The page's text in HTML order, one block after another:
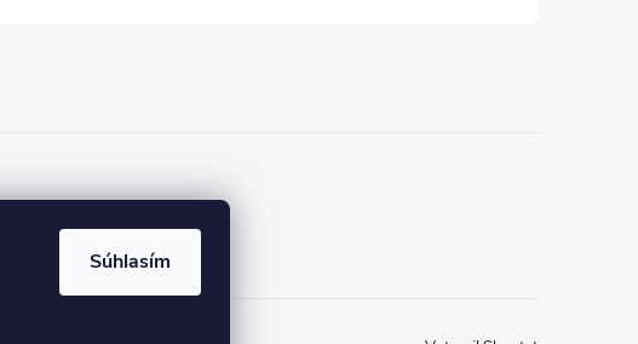
Súhlasím